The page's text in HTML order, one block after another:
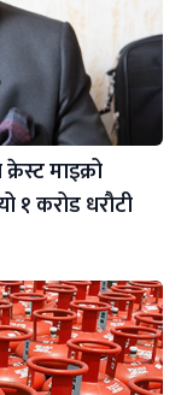
माइक्रो
१ करोड धरौटी